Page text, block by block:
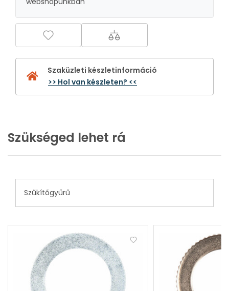
Szaküzleti készletinformáció
>> Hol van készleten? <<
Szükséged lehet rá
Szűkítőgyűrű